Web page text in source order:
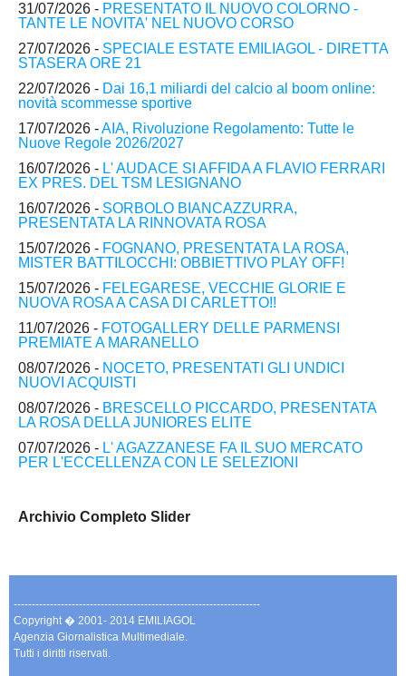
31/07/2026 - PRESENTATO IL NUOVO COLORNO -
TANTE LE NOVITA' NEL NUOVO CORSO
27/07/2026 - SPECIALE ESTATE EMILIAGOL - DIRETTA
STASERA ORE 21
22/07/2026 - Dai 16,1 miliardi del calcio al boom online:
novità scommesse sportive
17/07/2026 -AIA, Rivoluzione Regolamento: Tutte le
Nuove Regole 2026/2027
16/07/2026 - L' AUDACE SI AFFIDA A FLAVIO FERRARI
EX PRES. DEL TSM LESIGNANO
16/07/2026 - SORBOLO BIANCAZZURRA,
PRESENTATA LA RINNOVATA ROSA
15/07/2026 - FOGNANO, PRESENTATA LA ROSA,
MISTER BATTILOCCHI: OBBIETTIVO PLAY OFF!
15/07/2026 - FELEGARESE, VECCHIE GLORIE E
NUOVA ROSA A CASA DI CARLETTO!!
11/07/2026 - FOTOGALLERY DELLE PARMENSI
PREMIATE A MARANELLO
08/07/2026 - NOCETO, PRESENTATI GLI UNDICI
NUOVI ACQUISTI
08/07/2026 - BRESCELLO PICCARDO, PRESENTATA
LA ROSA DELLA JUNIORES ELITE
07/07/2026 - L' AGAZZANESE FA IL SUO MERCATO
PER L'ECCELLENZA CON LE SELEZIONI
Archivio Completo Slider
--------------------------------------------------------------------
Copyright � 2001- 2014 EMILIAGOL
Agenzia Giornalistica Multimediale.
Tutti i diritti riservati.